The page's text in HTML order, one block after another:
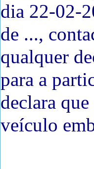
dia 22-02-
de ...,
qualquer
para a
declara
veículo